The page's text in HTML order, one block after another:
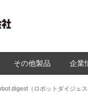
その他製品 企業